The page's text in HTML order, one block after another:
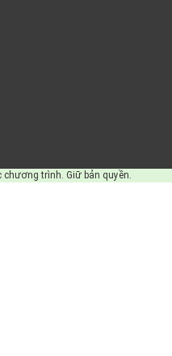
trình. Giữ bản quyền.